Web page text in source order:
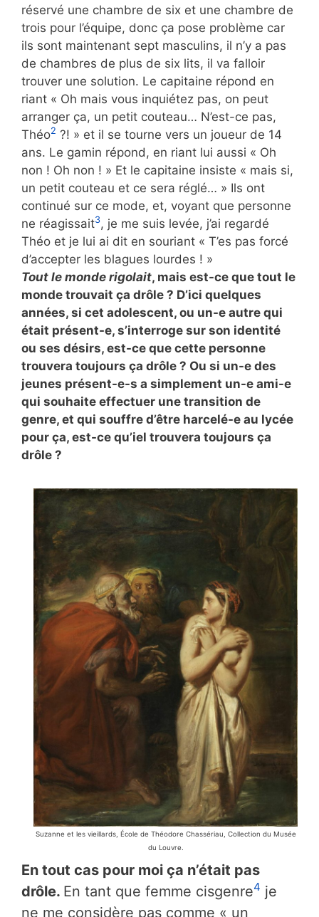
réservé une chambre de six et une chambre de
trois pour l’équipe, donc ça pose problème car
ils sont maintenant sept masculins, il n’y a pas
de chambres de plus de six lits, il va falloir
trouver une solution. Le capitaine répond en
riant « Oh mais vous inquiétez pas, on peut
arranger ça, un petit couteau… N’est-ce pas,
Théo2 ?! » et il se tourne vers un joueur de 14
ans. Le gamin répond, en riant lui aussi « Oh
non ! Oh non ! » Et le capitaine insiste « mais si,
un petit couteau et ce sera réglé… » Ils ont
continué sur ce mode, et, voyant que personne
ne réagissait3, je me suis levée, j’ai regardé
Théo et je lui ai dit en souriant « T’es pas forcé
d’accepter les blagues lourdes ! »
Tout le monde rigolait, mais est-ce que tout le
monde trouvait ça drôle ? D’ici quelques
années, si cet adolescent, ou un-e autre qui
était présent-e, s’interroge sur son identité
ou ses désirs, est-ce que cette personne
trouvera toujours ça drôle ? Ou si un-e des
jeunes présent-e-s a simplement un-e ami-e
qui souhaite effectuer une transition de
genre, et qui souffre d’être harcelé-e au lycée
pour ça, est-ce qu’iel trouvera toujours ça
drôle ?
Suzanne et les vieillards, École de Théodore Chassériau, Collection du Musée
du Louvre.
En tout cas pour moi ça n’était pas
drôle. En tant que femme cisgenre4 je
ne me considère pas comme « un